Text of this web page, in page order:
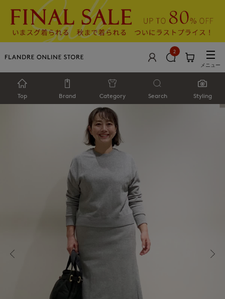
2
メニュー
Top Brand Category Search Styling